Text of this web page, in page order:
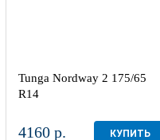
Tunga Nordway 2 175/65
R14
4160 р. КУПИТЬ